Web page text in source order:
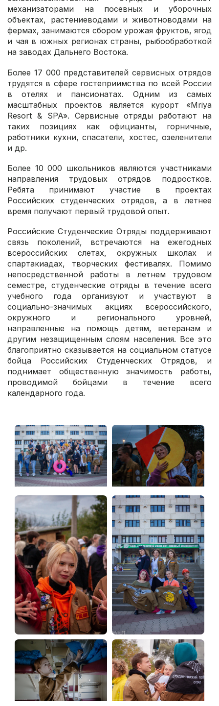
механизаторами на посевных и уборочных
объектах, растениеводами и животноводами на
фермах, занимаются сбором урожая фруктов, ягод
и чая в южных регионах страны, рыбообработкой
на заводах Дальнего Востока.
Более 17 000 представителей сервисных отрядов
трудятся в сфере гостеприимства по всей России
в отелях и пансионатах. Одним из самых
масштабных проектов является курорт «Mriya
Resort & SPA». Сервисные отряды работают на
таких позициях как официанты, горничные,
работники кухни, спасатели, хостес, озеленители
и др.
Более 10 000 школьников являются участниками
направления трудовых отрядов подростков.
Ребята принимают участие в проектах
Российских студенческих отрядов, а в летнее
время получают первый трудовой опыт.
Российские Студенческие Отряды поддерживают
связь поколений, встречаются на ежегодных
всероссийских слетах, окружных школах и
спартакиадах, творческих фестивалях. Помимо
непосредственной работы в летнем трудовом
семестре, студенческие отряды в течение всего
учебного года организуют и участвуют в
социально-значимых акциях всероссийского,
окружного и регионального уровней,
направленные на помощь детям, ветеранам и
другим незащищенным слоям населения. Все это
благоприятно сказывается на социальном статусе
бойца Российских Студенческих Отрядов, и
поднимает общественную значимость работы,
проводимой бойцами в течение всего
календарного года.